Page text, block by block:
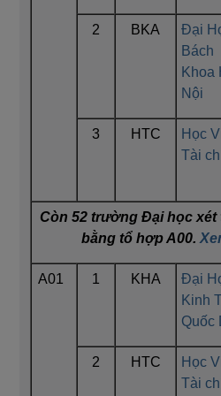
2 BKA
Đại
Bách
Khoa
Nội
3 HTC
Học
Tài
Còn 52 trường Đại học
bằng tổ hợp A00.
A01 1 KHA
Đại
Kinh
Quốc
2 HTC
Học
Tài